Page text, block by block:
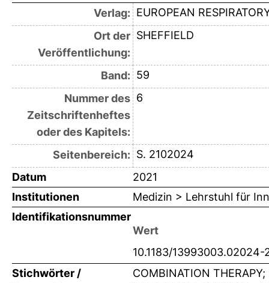
Verlag: EUROPEAN
Ort der
Veröffentlichung:
SHEFFIELD
Band: 59
Nummer des
Zeitschriftenheftes
oder des Kapitels:
6
Seitenbereich: S. 2102024
Datum
2021
Institutionen
Medizin > Lehrstuhl für
Identifikationsnummer
Wert
10.1183/13993003.02024-
Stichwörter /
COMBINATION